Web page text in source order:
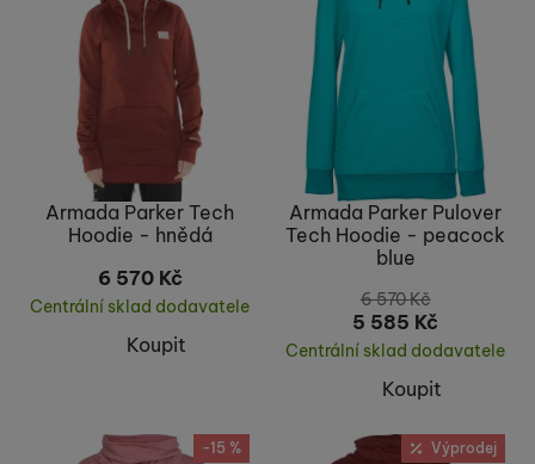
Armada Parker Tech
Hoodie - hnědá
6 570 Kč
Centrální sklad dodavatele
Koupit
Armada Parker Pulover
Tech Hoodie - peacock
blue
6 570Kč
5 585 Kč
Centrální sklad dodavatele
Koupit
-15 %
Výprodej